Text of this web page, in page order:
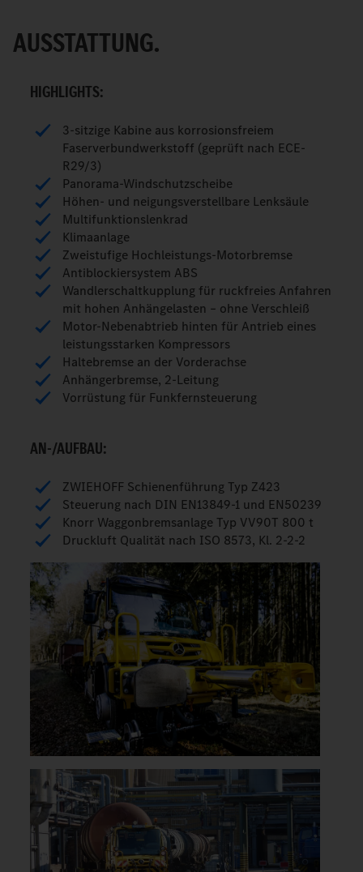
AUSSTATTUNG.
HIGHLIGHTS:
3-sitzige Kabine aus korrosionsfreiem
Faserverbundwerkstoff (geprüft nach ECE-
R29/3)
Panorama-Windschutzscheibe
Höhen- und neigungsverstellbare Lenksäule
Multifunktionslenkrad
Klimaanlage
Zweistufige Hochleistungs-Motorbremse
Antiblockiersystem ABS
Wandlerschaltkupplung für ruckfreies Anfahren
mit hohen Anhängelasten – ohne Verschleiß
Motor-Nebenabtrieb hinten für Antrieb eines
leistungsstarken Kompressors
Haltebremse an der Vorderachse
Anhängerbremse, 2-Leitung
Vorrüstung für Funkfernsteuerung
AN-/AUFBAU:
ZWIEHOFF Schienenführung Typ Z423
Steuerung nach DIN EN13849-1 und EN50239
Knorr Waggonbremsanlage Typ VV90T 800 t
Druckluft Qualität nach ISO 8573, Kl. 2-2-2